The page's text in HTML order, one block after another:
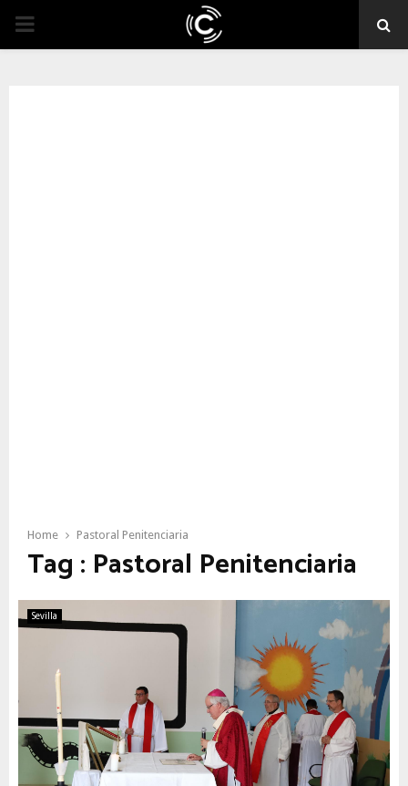
PRIMARY
Home Pastoral Penitenciaria
Tag : Pastoral Penitenciaria
Sevilla